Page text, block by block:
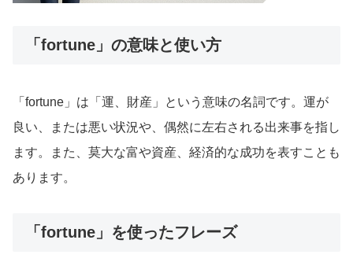
「fortune」の意味と使い方
「fortune」は「運、財産」という意味の名詞です。運が
良い、または悪い状況や、偶然に左右される出来事を指し
ます。また、莫大な富や資産、経済的な成功を表すことも
あります。
「fortune」を使ったフレーズ